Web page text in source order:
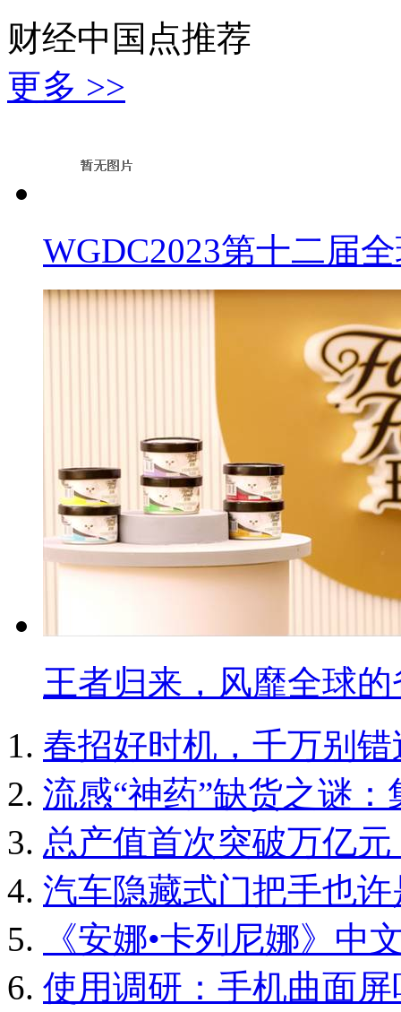
财经中国点推荐
更多 >>
WGDC2023第十二届
王者归来，风靡全球
春招好时机，千万别
流感“神药”缺货之谜
总产值首次突破万亿
汽车隐藏式门把手也
《安娜•卡列尼娜》中
使用调研：手机曲面